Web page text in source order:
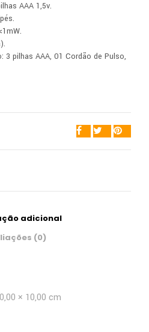
AAA 1,5v.
3 pilhas AAA, 01 Cordão de Pulso,
adicional
(0)
× 10,00 cm